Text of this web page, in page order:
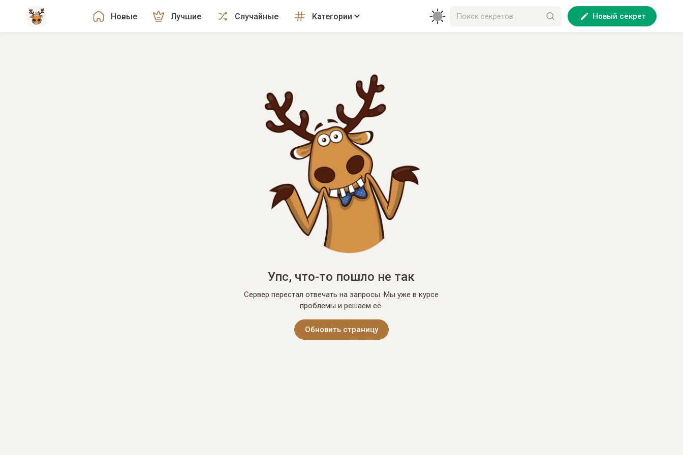
Новые Лучшие Случайные Категории Новый секрет
Упс, что-то пошло не так
Сервер перестал отвечать на запросы. Мы уже в курсе
проблемы и решаем её.
Обновить страницу